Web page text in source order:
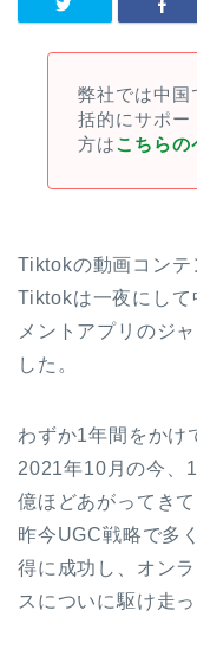
弊社では中国
括的にサポー
方はこちらの
Tiktokの動画コンテ
Tiktokは一夜にして
メントアプリのジ
した。
わずか1年間をかけ
2021年10月の今、
億ほどあがってきて
昨今UGC戦略で多
得に成功し、オン
スについに駆け走